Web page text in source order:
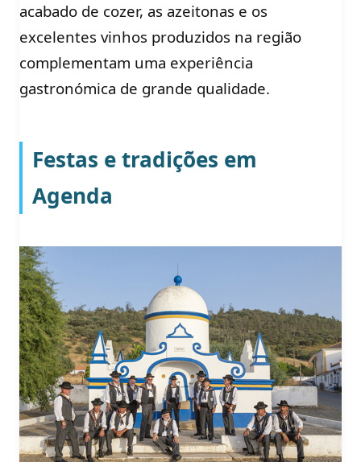
acabado de cozer, as azeitonas e os
excelentes vinhos produzidos na região
complementam uma experiência
gastronómica de grande qualidade.
Festas e tradições em
Agenda